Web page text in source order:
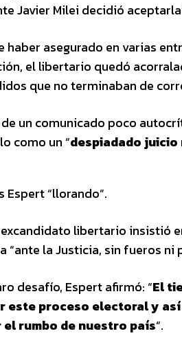
Javier Milei decidió
haber asegurado en varias
el libertario quedó
que no terminaban de
un comunicado poco
como un “despiadado juicio
Espert “llorando”.
libertario insistió
“ante la Justicia, sin fueros ni
desafío, Espert afirmó: “El
este proceso electoral y
el rumbo de nuestro país“.